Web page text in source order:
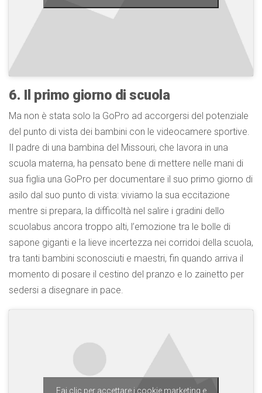
6. Il primo giorno di scuola
Ma non è stata solo la GoPro ad accorgersi del potenziale
del punto di vista dei bambini con le videocamere sportive.
Il padre di una bambina del Missouri, che lavora in una
scuola materna, ha pensato bene di mettere nelle mani di
sua figlia una GoPro per documentare il suo primo giorno di
asilo dal suo punto di vista: viviamo la sua eccitazione
mentre si prepara, la difficoltà nel salire i gradini dello
scuolabus ancora troppo alti, l’emozione tra le bolle di
sapone giganti e la lieve incertezza nei corridoi della scuola,
tra tanti bambini sconosciuti e maestri, fin quando arriva il
momento di posare il cestino del pranzo e lo zainetto per
sedersi a disegnare in pace.
Fai clic per accettare i cookie marketing e